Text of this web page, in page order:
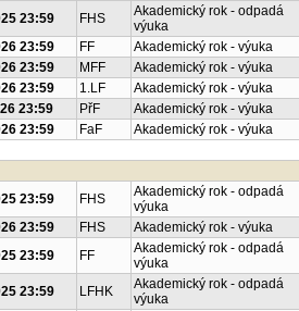
23:59 FHS
Akademický rok - odpadá
výuka
23:59 FF
Akademický rok - výuka
23:59 MFF
Akademický rok - výuka
23:59 1.LF
Akademický rok - výuka
23:59 PřF
Akademický rok - výuka
23:59 FaF Akademický rok - výuka
23:59 FHS
Akademický rok - odpadá
výuka
23:59 FHS
Akademický rok - výuka
23:59 FF
Akademický rok - odpadá
výuka
23:59 LFHK
Akademický rok - odpadá
výuka